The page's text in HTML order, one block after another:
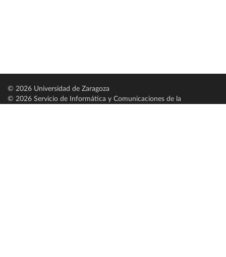
© 2026 Universidad de Zaragoza
© 2026 Servicio de Informática y Comunicaciones de la